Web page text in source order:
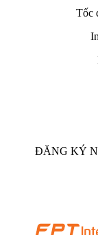
Tốc
ĐĂNG KÝ